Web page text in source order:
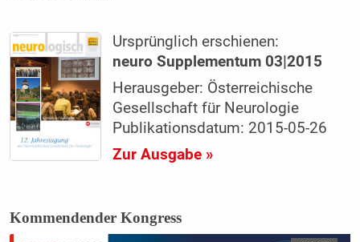
Ursprünglich erschienen:
neuro Supplementum 03|2015
Herausgeber: Österreichische
Gesellschaft für Neurologie
Publikationsdatum: 2015-05-26
Zur Ausgabe »
Kommendender Kongress